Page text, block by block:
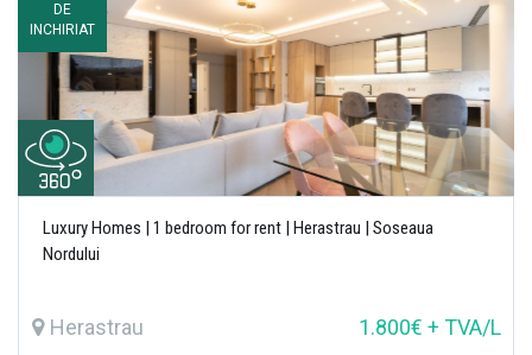
DE
INCHIRIAT
Luxury Homes | 1 bedroom for rent | Herastrau | Soseaua
Nordului
Herastrau 1.800€ + TVA/L